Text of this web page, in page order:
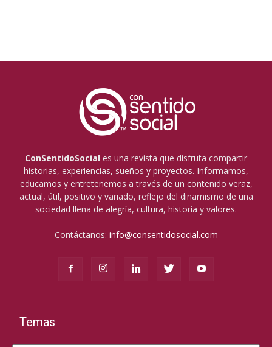
ConSentidoSocial es una revista que disfruta compartir
historias, experiencias, sueños y proyectos. Informamos,
educamos y entretenemos a través de un contenido veraz,
actual, útil, positivo y variado, reflejo del dinamismo de una
sociedad llena de alegría, cultura, historia y valores.
Contáctanos: info@consentidosocial.com
Temas
Temas